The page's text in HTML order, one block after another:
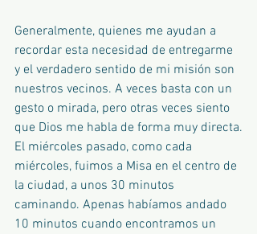
Generalmente, quienes me ayudan a
recordar esta necesidad de entregarme
y el verdadero sentido de mi misión son
nuestros vecinos. A veces basta con un
gesto o mirada, pero otras veces siento
que Dios me habla de forma muy directa.
El miércoles pasado, como cada
miércoles, fuimos a Misa en el centro de
la ciudad, a unos 30 minutos
caminando. Apenas habíamos andado
10 minutos cuando encontramos un